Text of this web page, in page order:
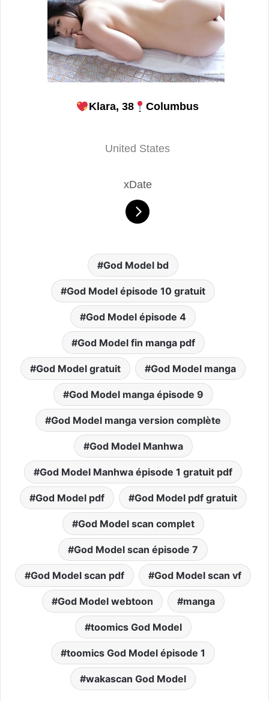
Klara, 38 Columbus
United States
xDate
God Model bd
God Model épisode 10 gratuit
God Model épisode 4
God Model fin manga pdf
God Model gratuit God Model manga
God Model manga épisode 9
God Model manga version complète
God Model Manhwa
God Model Manhwa épisode 1 gratuit pdf
God Model pdf God Model pdf gratuit
God Model scan complet
God Model scan épisode 7
God Model scan pdf God Model scan vf
God Model webtoon manga
toomics God Model
toomics God Model épisode 1
wakascan God Model